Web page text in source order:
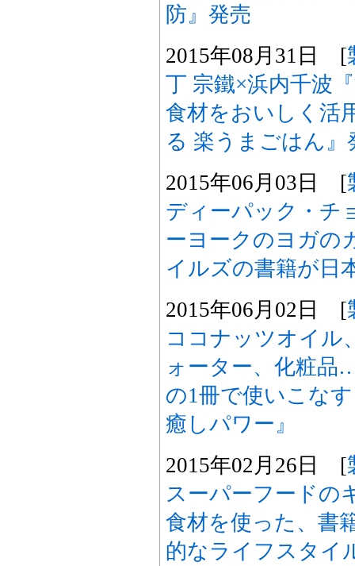
防』発売
2015年08月31日 [
丁 宗鐵×浜内千波
食材をおいしく活
る 楽うまごはん』
2015年06月03日 [
ディーパック・
ーヨークのヨガの
イルズの書籍が日
2015年06月02日 [
ココナッツオイル
ォーター、化粧品
の1冊で使いこな
癒しパワー』
2015年02月26日 [
スーパーフードの
食材を使った、書
的なライフスタ